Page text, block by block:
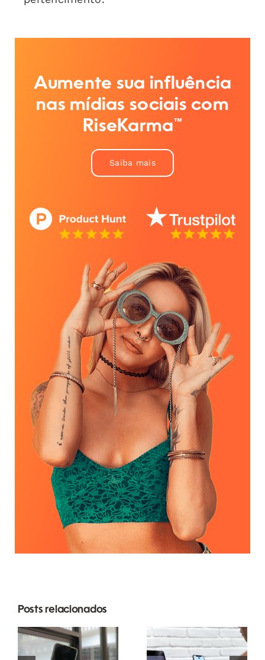
Aumente sua influência
nas mídias sociais com
RiseKarma™
Saiba mais
Posts relacionados
Maximizando
o Alcance:
principais
plataformas
para